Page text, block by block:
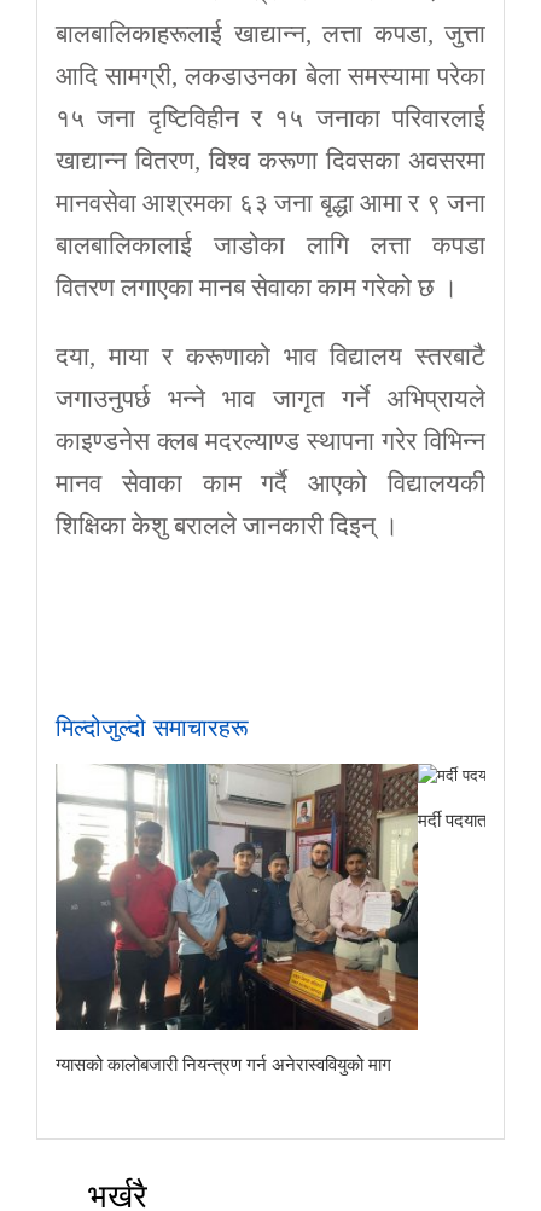
बालबालिकाहरूलाई खाद्यान्न, लत्ता कपडा, जुत्ता
आदि सामग्री, लकडाउनका बेला समस्यामा परेका
१५ जना दृष्टिविहीन र १५ जनाका परिवारलाई
खाद्यान्न वितरण, विश्व करूणा दिवसका अवसरमा
मानवसेवा आश्रमका ६३ जना बृद्धा आमा र ९ जना
बालबालिकालाई जाडोका लागि लत्ता कपडा
वितरण लगाएका मानब सेवाका काम गरेको छ ।
दया, माया र करूणाको भाव विद्यालय स्तरबाटै
जगाउनुपर्छ भन्ने भाव जागृत गर्ने अभिप्रायले
काइण्डनेस क्लब मदरल्याण्ड स्थापना गरेर विभिन्न
मानव सेवाका काम गर्दै आएको विद्यालयकी
शिक्षिका केशु बरालले जानकारी दिइन् ।
मिल्दोजुल्दो समाचारहरू
ग्यासको कालोबजारी नियन्त्रण गर्न अनेरास्ववियुको माग
मर्दी
भर्खरै